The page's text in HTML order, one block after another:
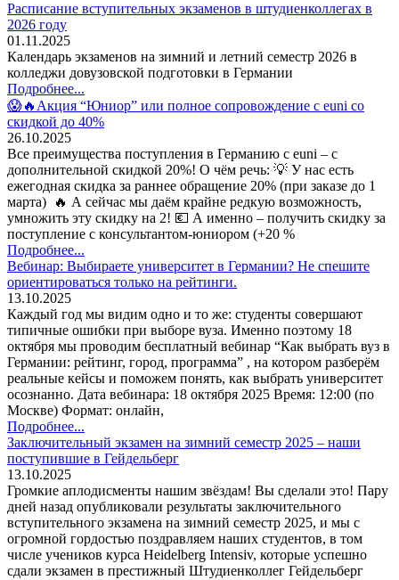
Расписание вступительных экзаменов в штудиенколлегах в
2026 году
01.11.2025
Календарь экзаменов на зимний и летний семестр 2026 в
колледжи довузовской подготовки в Германии
Подробнее...
😱🔥Акция “Юниор” или полное сопровождение с euni со
скидкой до 40%
26.10.2025
Все преимущества поступления в Германию с euni – с
дополнительной скидкой 20%! О чём речь: 💡 У нас есть
ежегодная скидка за раннее обращение 20% (при заказе до 1
марта) 🔥 А сейчас мы даём крайне редкую возможность,
умножить эту скидку на 2! 💶 А именно – получить скидку за
поступление с консультантом-юниором (+20 %
Подробнее...
Вебинар: Выбираете университет в Германии? Не спешите
ориентироваться только на рейтинги.
13.10.2025
Каждый год мы видим одно и то же: студенты совершают
типичные ошибки при выборе вуза. Именно поэтому 18
октября мы проводим бесплатный вебинар “Как выбрать вуз в
Германии: рейтинг, город, программа” , на котором разберём
реальные кейсы и поможем понять, как выбрать университет
осознанно. Дата вебинара: 18 октября 2025 Время: 12:00 (по
Москве) Формат: онлайн,
Подробнее...
Заключительный экзамен на зимний семестр 2025 – наши
поступившие в Гейдельберг
13.10.2025
Громкие аплодисменты нашим звёздам! Вы сделали это! Пару
дней назад опубликовали результаты заключительного
вступительного экзамена на зимний семестр 2025, и мы с
огромной гордостью поздравляем наших студентов, в том
числе учеников курса Heidelberg Intensiv, которые успешно
сдали экзамен в престижный Штудиенколлег Гейдельберг